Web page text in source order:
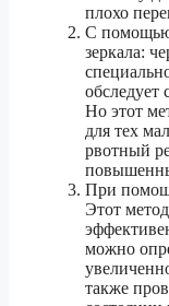
плохо
С помощью
зеркала:
обследует
Но этот
для тех
рвотный
При
Этот
можно
также